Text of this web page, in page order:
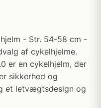
- Str. 54-58 cm -
af cykelhjelme.
er en cykelhjelm, der
sikkerhed og
et letvægtsdesign og